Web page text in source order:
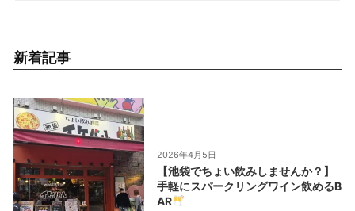
新着記事
2026年4月5日
【池袋でちょい飲みしませんか？】
手軽にスパークリングワイン飲めるB
AR